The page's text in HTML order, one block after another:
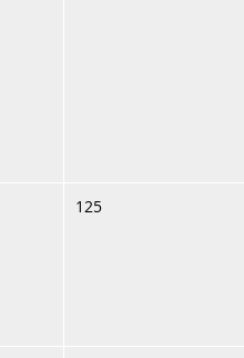
125